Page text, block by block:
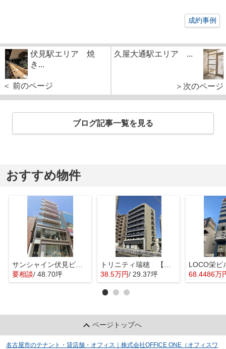
成約事例
伏見駅エリア 焼
き...
＜ 前のページ
久屋大通駅エリア ...
＞次のページ
ブログ記事一覧を見る
おすすめ物件
サンシャイン伏見ビル【 1階路面店 】
要相談/ 48.70坪
38.5万円/ 29.37坪 68.4486万
ページトップへ
名古屋市のテナント・貸店舗・オフィス｜株式会社OFFICE ONE（オフィスワ